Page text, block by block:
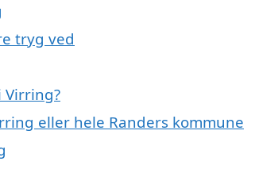
tryg ved
eller hele Randers kommune